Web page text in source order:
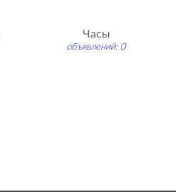
Часы
объявлений: 0